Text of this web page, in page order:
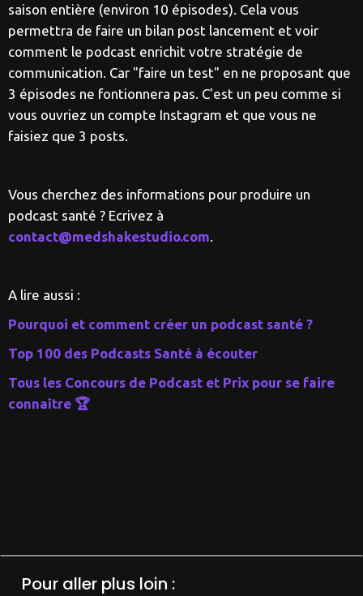
saison entière (environ 10 épisodes). Cela vous
permettra de faire un bilan post lancement et voir
comment le podcast enrichit votre stratégie de
communication. Car "faire un test" en ne proposant que
3 épisodes ne fontionnera pas. C'est un peu comme si
vous ouvriez un compte Instagram et que vous ne
faisiez que 3 posts.
Vous cherchez des informations pour produire un
podcast santé ? Ecrivez à
contact@medshakestudio.com.
A lire aussi :
Pourquoi et comment créer un podcast santé ?
Top 100 des Podcasts Santé à écouter
Tous les Concours de Podcast et Prix pour se faire
connaître 🏆
Pour aller plus loin :